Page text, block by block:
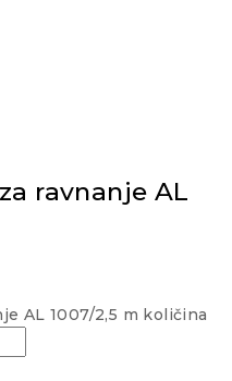
ravnanje AL
AL 1007/2,5 m količina